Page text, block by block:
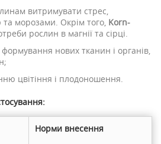
витримувати стрес,
морозами. Окрім того, Korn-
рослин в магнії та сірці.
нових тканин і органів,
цвітіння і плодоношення.
Норми внесення